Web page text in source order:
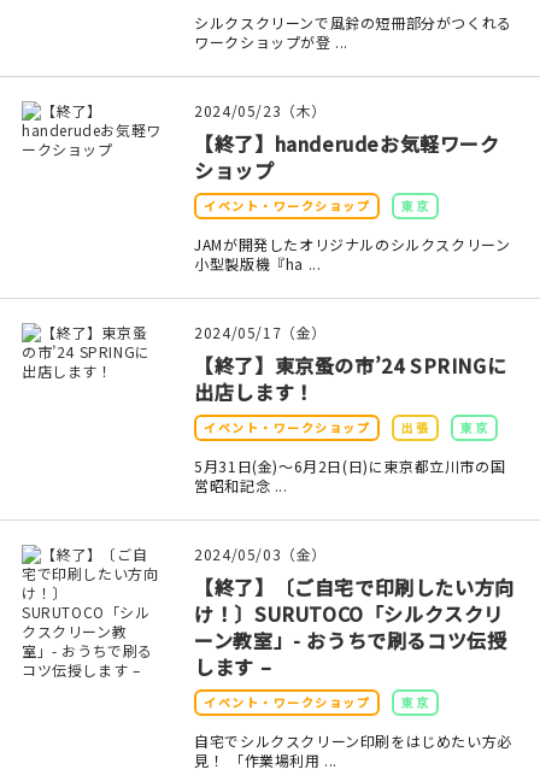
イベント
印刷見本
紙
本
はんこ
JAMグッズ
台湾グッズ
シルクスクリーンで風鈴の短冊部分がつくれる
ワークショップが登 ...
2024/05/23（木）
【終了】handerudeお気軽ワーク
ショップ
イベント・ワークショップ 東京
JAMが開発したオリジナルのシルクスクリーン
小型製版機『ha ...
2024/05/17（金）
【終了】東京蚤の市’24 SPRINGに
出店します！
イベント・ワークショップ 出張 東京
5月31日(金)〜6月2日(日)に東京都立川市の国
営昭和記念 ...
2024/05/03（金）
【終了】〔ご自宅で印刷したい方向
け！〕SURUTOCO「シルクスクリ
ーン教室」- おうちで刷るコツ伝授
します –
イベント・ワークショップ 東京
自宅でシルクスクリーン印刷をはじめたい方必
見！ 「作業場利用 ...